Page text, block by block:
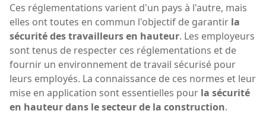
Ces réglementations varient d'un pays à l'autre, mais
elles ont toutes en commun l'objectif de garantir la
sécurité des travailleurs en hauteur. Les employeurs
sont tenus de respecter ces réglementations et de
fournir un environnement de travail sécurisé pour
leurs employés. La connaissance de ces normes et leur
mise en application sont essentielles pour la sécurité
en hauteur dans le secteur de la construction.